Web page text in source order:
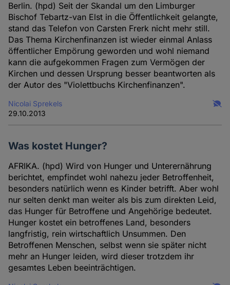
Berlin. (hpd) Seit der Skandal um den Limburger
Bischof Tebartz-van Elst in die Öffentlichkeit gelangte,
stand das Telefon von Carsten Frerk nicht mehr still.
Das Thema Kirchenfinanzen ist wieder einmal Anlass
öffentlicher Empörung geworden und wohl niemand
kann die aufgekommen Fragen zum Vermögen der
Kirchen und dessen Ursprung besser beantworten als
der Autor des "Violettbuchs Kirchenfinanzen".
Nicolai Sprekels
29.10.2013
Was kostet Hunger?
AFRIKA. (hpd) Wird von Hunger und Unterernährung
berichtet, empfindet wohl nahezu jeder Betroffenheit,
besonders natürlich wenn es Kinder betrifft. Aber wohl
nur selten denkt man weiter als bis zum direkten Leid,
das Hunger für Betroffene und Angehörige bedeutet.
Hunger kostet ein betroffenes Land, besonders
langfristig, rein wirtschaftlich Unsummen. Den
Betroffenen Menschen, selbst wenn sie später nicht
mehr an Hunger leiden, wird dieser trotzdem ihr
gesamtes Leben beeinträchtigen.